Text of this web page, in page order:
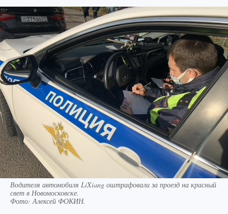
Водителя автомобиля LiXiang оштрафовали за проезд на красный
свет в Новомосковске.
Фото:Алексей ФОКИН.